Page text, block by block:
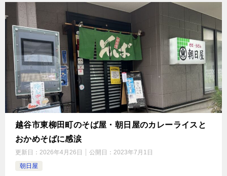
越谷市東柳田町のそば屋・朝日屋のカレーライスと
おかめそばに感涙
更新日： 2026年4月26日 公開日： 2023年7月1日
朝日屋